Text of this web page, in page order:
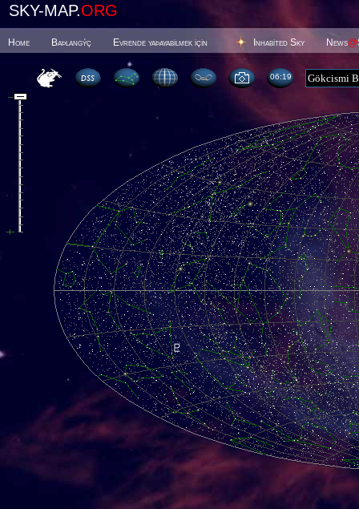
SKY-MAP.ORG
Home Baþlangýç Evrende yaþayabilmek için Inhabited Sky News@
06 19